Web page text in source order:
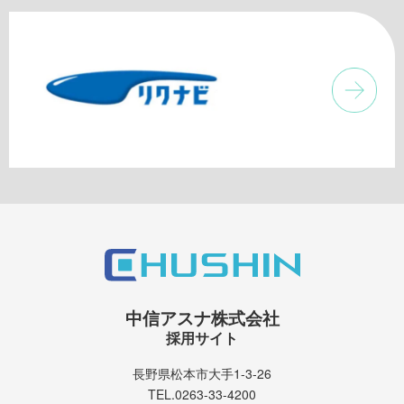
中信アスナ株式会社
採用サイト
長野県松本市大手1-3-26
TEL.0263-33-4200